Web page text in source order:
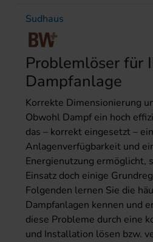
Sudhaus
Problemlöser für
Dampfanlage
Korrekte Dimensionierung
Obwohl Dampf ein hoch
das – korrekt eingesetzt –
Anlagenverfügbarkeit und
Energienutzung ermöglicht,
Einsatz doch einige
Folgenden lernen Sie die
Dampfanlagen kennen und
diese Probleme durch eine
und Installation lösen bzw.